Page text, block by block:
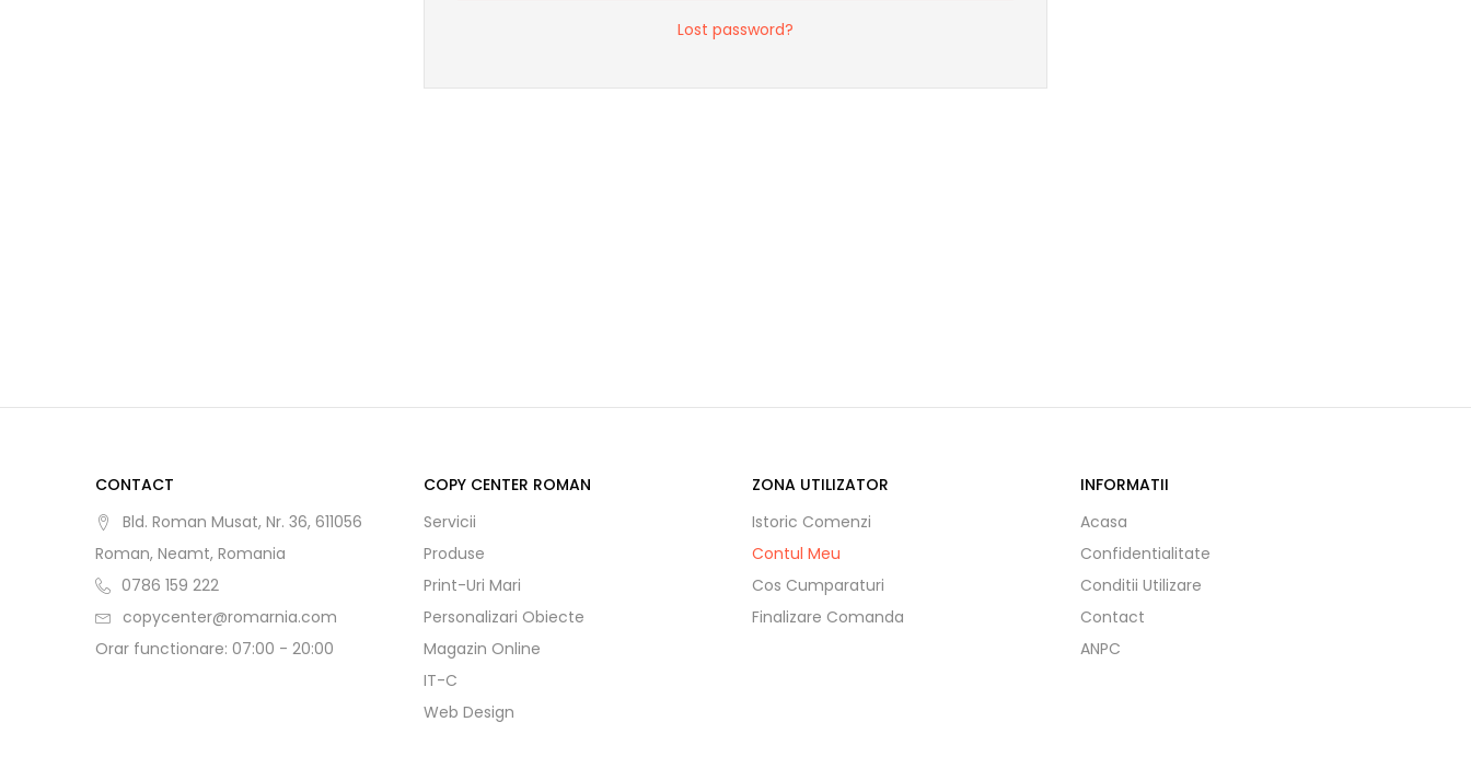
Lost password?
CONTACT
Bld. Roman Musat, Nr. 36, 611056
Roman, Neamt, Romania
0786 159 222
copycenter@romarnia.com
Orar functionare: 07:00 - 20:00
COPY CENTER ROMAN
Servicii
Produse
Print-Uri Mari
Personalizari Obiecte
Magazin Online
IT-C
Web Design
ZONA UTILIZATOR
Istoric Comenzi
Contul Meu
Cos Cumparaturi
Finalizare Comanda
INFORMATII
Acasa
Confidentialitate
Conditii Utilizare
Contact
ANPC